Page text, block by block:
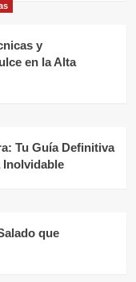
y
en la Alta
Tu Guía Definitiva
Inolvidable
que